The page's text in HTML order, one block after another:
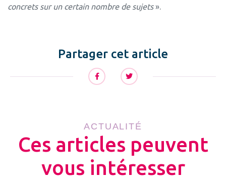
concrets sur un certain nombre de sujets».
Partager cet article
ACTUALITÉ
Ces articles peuvent
vous intéresser